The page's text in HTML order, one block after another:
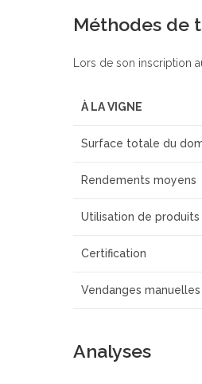
Méthodes de
Lors de son inscription
À LA VIGNE
Surface totale du
Rendements moyens
Utilisation de
Certification
Vendanges manuelles
Analyses